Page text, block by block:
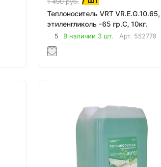
Теплоноситель VRT VR.E.G.10.65,
этиленгликоль -65 гр.С, 10кг.
5 В наличии 3 шт. Арт. 552778